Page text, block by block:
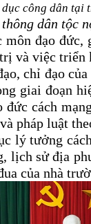
công dân tại
dân tộc
đạo
và việc
chỉ đạo
giai đoạn
cách
pháp luật
lý tưởng
sử địa
của nhà